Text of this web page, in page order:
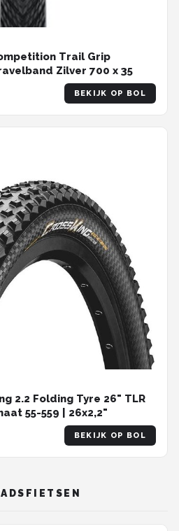
Trail Grip
Zilver 700 x 35
BEKIJK OP BOL
2.2 Folding Tyre 26" TLR
55-559 | 26x2,2"
BEKIJK OP BOL